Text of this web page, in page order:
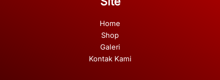
Home
Shop
Galeri
Kontak Kami